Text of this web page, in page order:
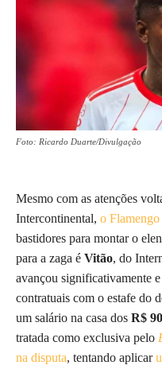
Foto: Ricardo Duarte/Divulgação
Mesmo com as atenções
Intercontinental, o Flamengo
bastidores para montar o
para a zaga é Vitão, do
avançou significativamente
contratuais com o estafe do
um salário na casa dos R$
tratada como exclusiva pelo
na disputa, tentando aplicar